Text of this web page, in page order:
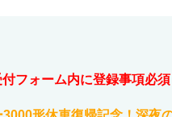
ォーム内に登録事項必須